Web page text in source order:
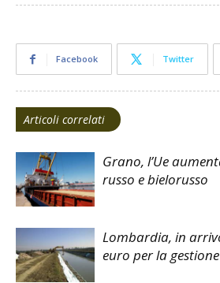
Facebook Twitter
Articoli correlati
Grano, l’Ue
russo e bielorusso
Lombardia, in
euro per la